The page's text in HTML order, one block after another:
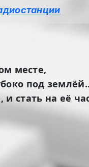
месте,
под
на её